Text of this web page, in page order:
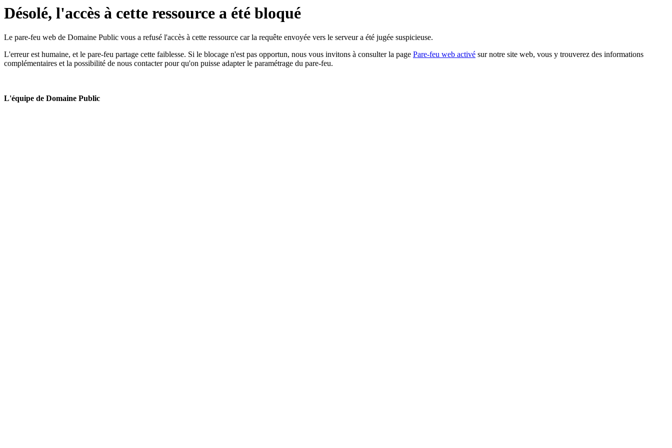
Désolé, l'accès à cette ressource a été bloqué
Le pare-feu web de Domaine Public vous a refusé l'accès à cette ressource car la requête envoyée vers le serveur a été jugée suspicieuse.
L'erreur est humaine, et le pare-feu partage cette faiblesse. Si le blocage n'est pas opportun, nous vous invitons à consulter la page Pare-feu web activé sur notre site web, vous y trouverez des informations
complémentaires et la possibilité de nous contacter pour qu'on puisse adapter le paramétrage du pare-feu.
L'équipe de Domaine Public